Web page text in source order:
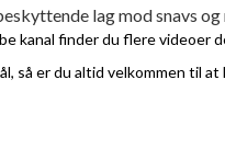
lag mod snavs
kanal finder du flere videoer
så er du altid velkommen til